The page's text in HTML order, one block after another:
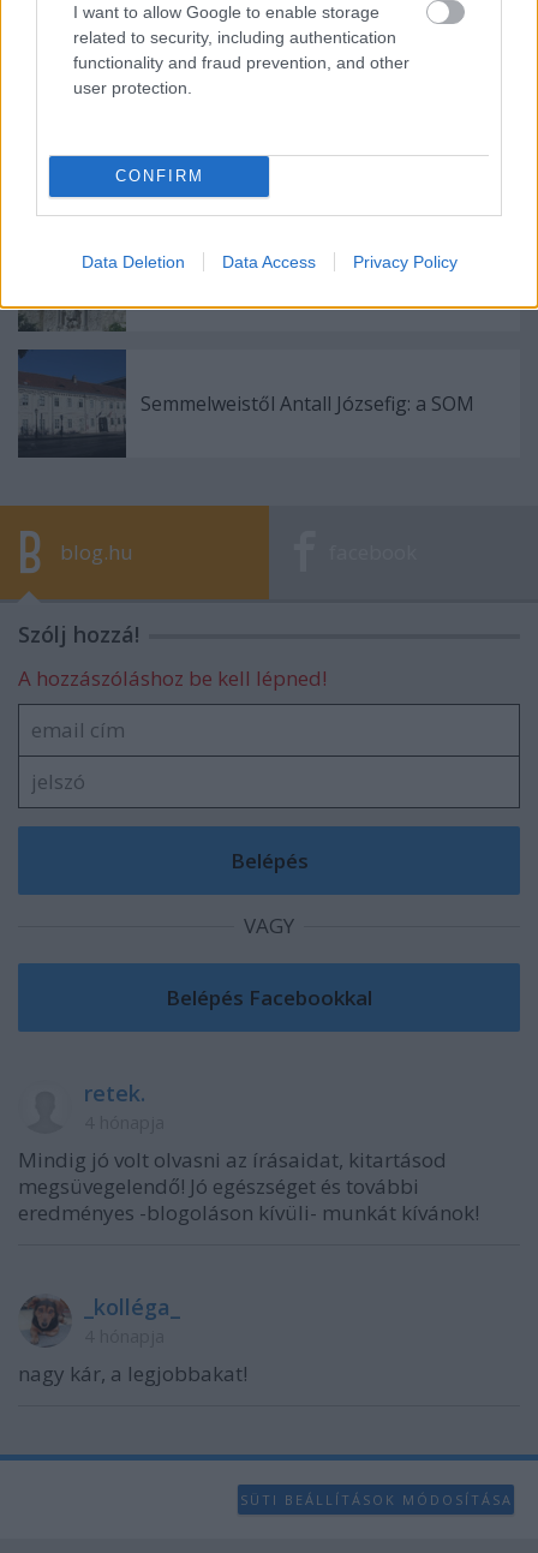
I want to allow Google to enable storage
related to security, including authentication
functionality and fraud prevention, and other
user protection.
CONFIRM
Data Deletion Data Access Privacy Policy
A Váralagút története: építéstől átadásig
Mi lenne, ha női neve lenne?
Mátyás király emléke a torony falán
Semmelweistől Antall Józsefig: a SOM
blog.hu
Szólj hozzá!
A hozzászóláshoz be kell lépned!
VAGY
retek.
Mindig jó volt olvasni az írásaidat, kitartásod
megsüvegelendő! Jó egészséget és további
eredményes -blogoláson kívüli- munkát kívánok!
_kolléga_
nagy kár, a legjobbakat!
SÜTI BEÁLLÍTÁSOK MÓDOSÍTÁSA